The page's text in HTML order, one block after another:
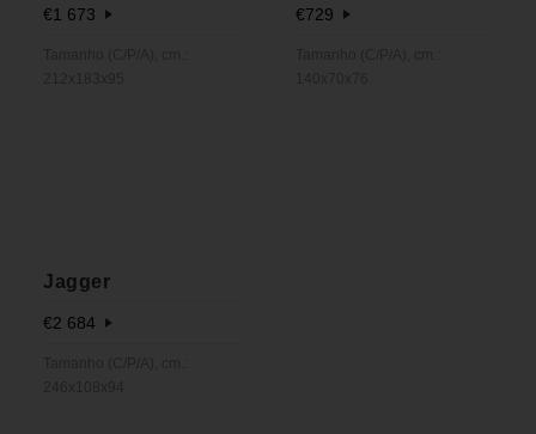
€1 673 €729
Jagger
€2 684